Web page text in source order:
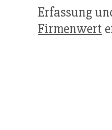
Erfassung
Firmenwert